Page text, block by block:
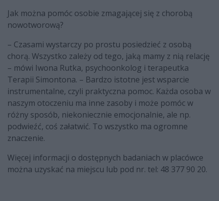
Jak można pomóc osobie zmagającej się z chorobą
nowotworową?
– Czasami wystarczy po prostu posiedzieć z osobą
chorą. Wszystko zależy od tego, jaką mamy z nią relację
– mówi Iwona Rutka, psychoonkolog i terapeutka
Terapii Simontona. – Bardzo istotne jest wsparcie
instrumentalne, czyli praktyczna pomoc. Każda osoba w
naszym otoczeniu ma inne zasoby i może pomóc w
różny sposób, niekoniecznie emocjonalnie, ale np.
podwieźć, coś załatwić. To wszystko ma ogromne
znaczenie.
Więcej informacji o dostępnych badaniach w placówce
można uzyskać na miejscu lub pod nr. tel: 48 377 90 20.